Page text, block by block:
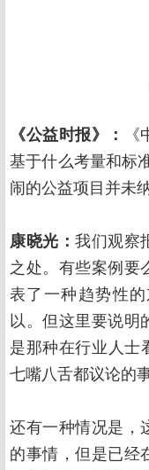
《公益时报》：
基于什么考量和标
闹的公益项目并未
康晓光：我们观察
之处。有些案例要
表了一种趋势性
以。但这里要说明
是那种在行业人士
七嘴八舌都议论的
还有一种情况是，
的事情，但是已经